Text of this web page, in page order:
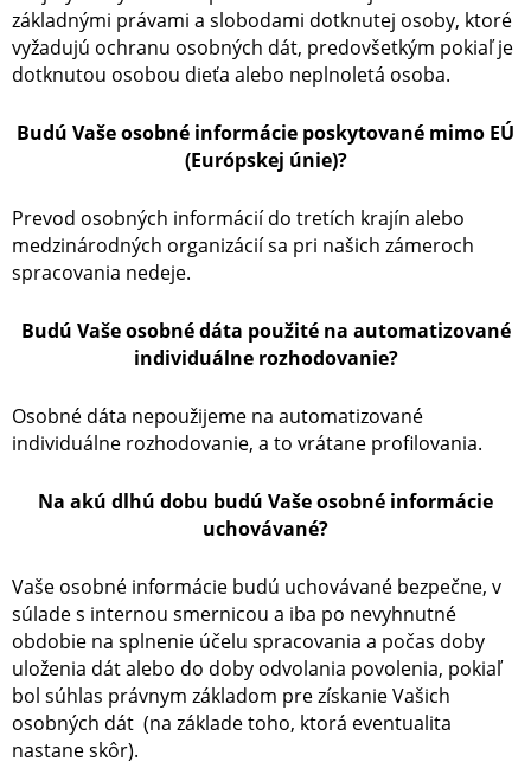
základnými právami a slobodami dotknutej osoby, ktoré
vyžadujú ochranu osobných dát, predovšetkým pokiaľ je
dotknutou osobou dieťa alebo neplnoletá osoba.
Budú Vaše osobné informácie poskytované mimo EÚ
(Európskej únie)?
Prevod osobných informácií do tretích krajín alebo
medzinárodných organizácií sa pri našich zámeroch
spracovania nedeje.
Budú Vaše osobné dáta použité na automatizované
individuálne rozhodovanie?
Osobné dáta nepoužijeme na automatizované
individuálne rozhodovanie, a to vrátane profilovania.
Na akú dlhú dobu budú Vaše osobné informácie
uchovávané?
Vaše osobné informácie budú uchovávané bezpečne, v
súlade s internou smernicou a iba po nevyhnutné
obdobie na splnenie účelu spracovania a počas doby
uloženia dát alebo do doby odvolania povolenia, pokiaľ
bol súhlas právnym základom pre získanie Vašich
osobných dát (na základe toho, ktorá eventualita
nastane skôr).